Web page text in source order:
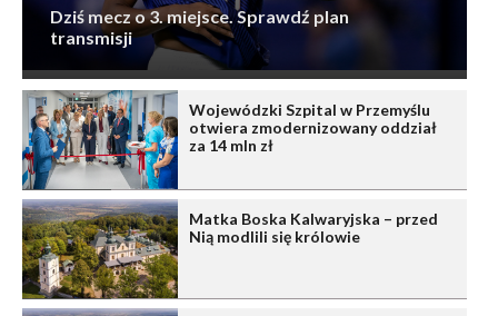
Dziś mecz o 3. miejsce. Sprawdź plan
transmisji
Wojewódzki Szpital w Przemyślu
otwiera zmodernizowany oddział
za 14 mln zł
Matka Boska Kalwaryjska – przed
Nią modlili się królowie